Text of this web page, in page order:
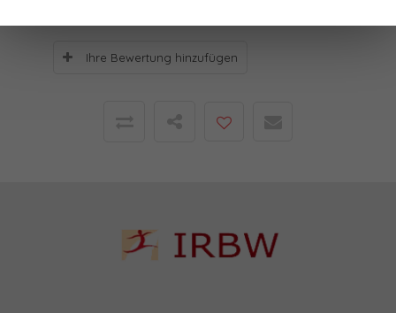
Ihre Bewertung hinzufügen